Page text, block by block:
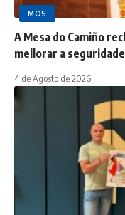
MOS
A Mesa do Camiño
mellorar a
4 de Agosto de 2026